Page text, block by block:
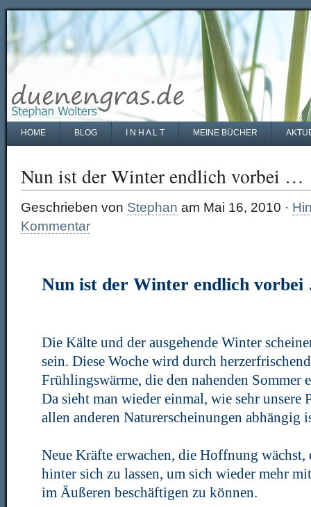
HOME BLOG I N H A L T MEINE BÜCHER
Nun ist der Winter endlich vorbei …
Geschrieben von Stephan am Mai 16, 2010 ·
Kommentar
Nun ist der Winter endlich
Die Kälte und der ausgehende Winter
sein. Diese Woche wird durch
Frühlingswärme, die den nahenden Sommer
Da sieht man wieder einmal, wie sehr unsere
allen anderen Naturerscheinungen abhängig
Neue Kräfte erwachen, die Hoffnung wächst,
hinter sich zu lassen, um sich wieder mehr
im Äußeren beschäftigen zu können.